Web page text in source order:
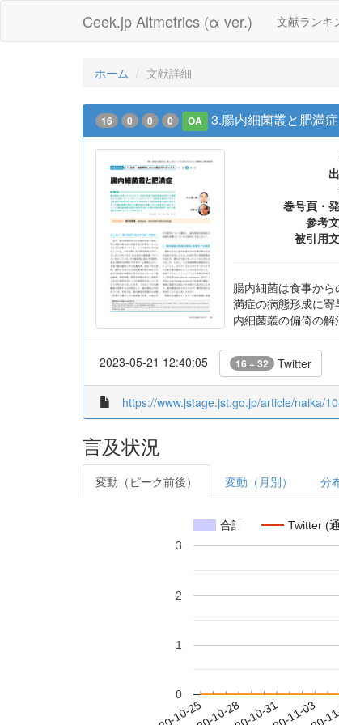
Ceek.jp Altmetrics (α ver.) 文献ランキ
ホーム 文献詳細
16 0 0 0 OA 3.腸内細菌叢と肥満症
巻号頁・
参考
被引用
腸内細菌は食事か
満症の病態形成に
内細菌叢の偏倚の
2023-05-21 12:40:05 16 + 32 Twitter
https://www.jstage.jst.go.jp/article/naika/
言及状況
変動（ピーク前後） 変動（月別） 分
合計 Twitter (
0
1
2
3